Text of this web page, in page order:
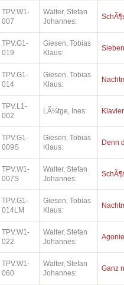
TPV.W1-
007
Walter, Stefan
Johannes:
TPV.G1-
019
Giesen, Tobias
Klaus:
TPV.G1-
014
Giesen, Tobias
Klaus:
TPV.L1-
002
LÃ¼tge, Ines:
TPV.G1-
009S
Giesen, Tobias
Klaus:
Denn
TPV.W1-
007S
Walter, Stefan
Johannes:
TPV.G1-
014LM
Giesen, Tobias
Klaus:
TPV.W1-
022
Walter, Stefan
Johannes:
TPV.W1-
060
Walter, Stefan
Johannes:
Ganz